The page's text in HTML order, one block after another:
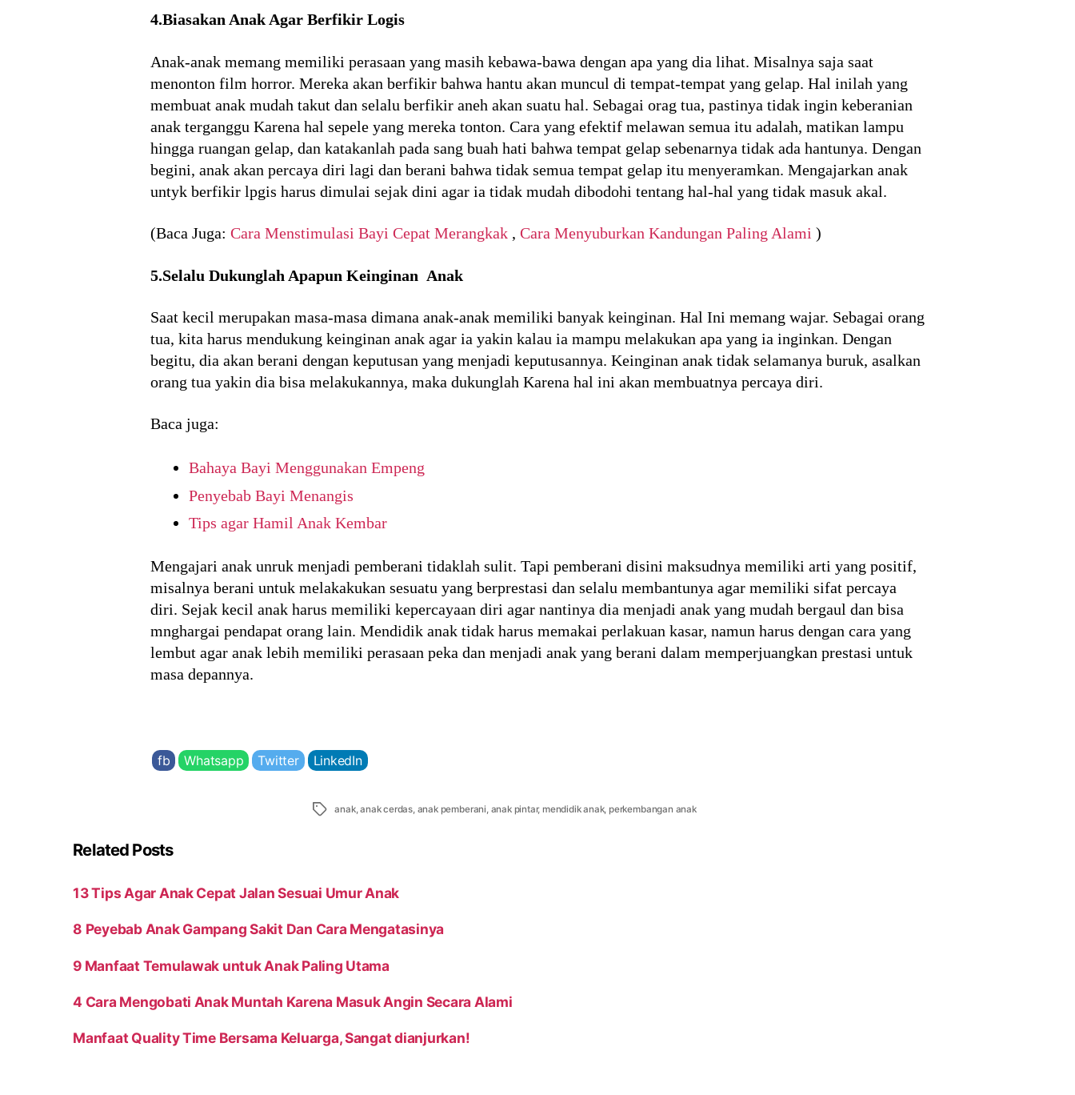
4.Biasakan Anak Agar Berfikir Logis
Anak-anak memang memiliki perasaan yang masih kebawa-bawa dengan apa yang dia lihat. Misalnya saja saat
menonton film horror. Mereka akan berfikir bahwa hantu akan muncul di tempat-tempat yang gelap. Hal inilah yang
membuat anak mudah takut dan selalu berfikir aneh akan suatu hal. Sebagai orag tua, pastinya tidak ingin keberanian
anak terganggu Karena hal sepele yang mereka tonton. Cara yang efektif melawan semua itu adalah, matikan lampu
hingga ruangan gelap, dan katakanlah pada sang buah hati bahwa tempat gelap sebenarnya tidak ada hantunya. Dengan
begini, anak akan percaya diri lagi dan berani bahwa tidak semua tempat gelap itu menyeramkan. Mengajarkan anak
untyk berfikir lpgis harus dimulai sejak dini agar ia tidak mudah dibodohi tentang hal-hal yang tidak masuk akal.
(Baca Juga: Cara Menstimulasi Bayi Cepat Merangkak , Cara Menyuburkan Kandungan Paling Alami )
5.Selalu Dukunglah Apapun Keinginan Anak
Saat kecil merupakan masa-masa dimana anak-anak memiliki banyak keinginan. Hal Ini memang wajar. Sebagai orang
tua, kita harus mendukung keinginan anak agar ia yakin kalau ia mampu melakukan apa yang ia inginkan. Dengan
begitu, dia akan berani dengan keputusan yang menjadi keputusannya. Keinginan anak tidak selamanya buruk, asalkan
orang tua yakin dia bisa melakukannya, maka dukunglah Karena hal ini akan membuatnya percaya diri.
Baca juga:
Bahaya Bayi Menggunakan Empeng
Penyebab Bayi Menangis
Tips agar Hamil Anak Kembar
Mengajari anak unruk menjadi pemberani tidaklah sulit. Tapi pemberani disini maksudnya memiliki arti yang positif,
misalnya berani untuk melakakukan sesuatu yang berprestasi dan selalu membantunya agar memiliki sifat percaya
diri. Sejak kecil anak harus memiliki kepercayaan diri agar nantinya dia menjadi anak yang mudah bergaul dan bisa
mnghargai pendapat orang lain. Mendidik anak tidak harus memakai perlakuan kasar, namun harus dengan cara yang
lembut agar anak lebih memiliki perasaan peka dan menjadi anak yang berani dalam memperjuangkan prestasi untuk
masa depannya.
fb Whatsapp Twitter LinkedIn
Tags anak,anak cerdas anak pemberani anak pintar,mendidik anak,perkembangan anak
Related Posts
13 Tips Agar Anak Cepat Jalan Sesuai Umur Anak
8 Peyebab Anak Gampang Sakit Dan Cara Mengatasinya
9 Manfaat Temulawak untuk Anak Paling Utama
4 Cara Mengobati Anak Muntah Karena Masuk Angin Secara Alami
Manfaat Quality Time Bersama Keluarga, Sangat dianjurkan!